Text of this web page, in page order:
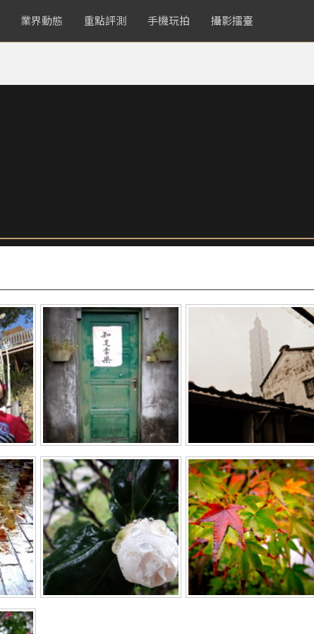
業界動態 重點評測 手機玩拍 攝影擂臺